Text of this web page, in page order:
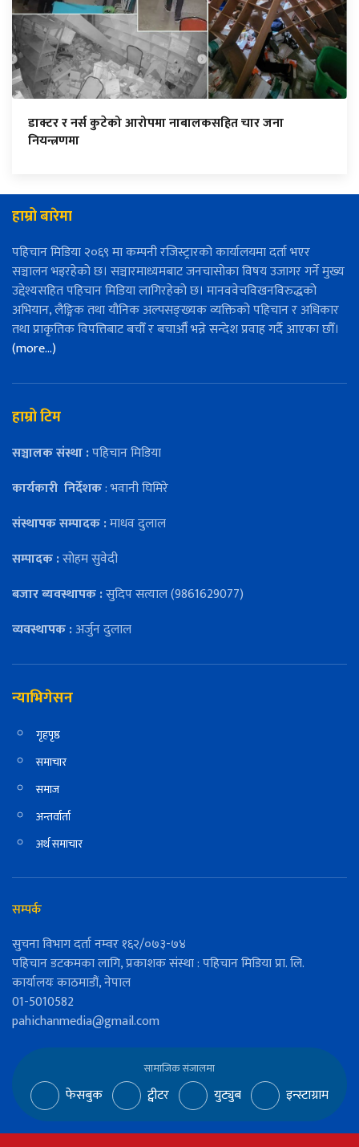
डाक्टर र नर्स कुटेको आरोपमा नाबालकसहित चार जना
नियन्त्रणमा
हाम्रो बारेमा
पहिचान मिडिया २०६९ मा कम्पनी रजिस्ट्रारको कार्यालयमा दर्ता भएर
सञ्चालन भइरहेको छ। सञ्चारमाध्यमबाट जनचासोका विषय उजागर गर्ने मुख्य
उद्देश्यसहित पहिचान मिडिया लागिरहेको छ। मानववेचविखनविरुद्धको
अभियान, लैङ्गिक तथा यौनिक अल्पसङ्ख्यक व्यक्तिको पहिचान र अधिकार
तथा प्राकृतिक विपत्तिबाट बचौँ र बचाऔँ भन्ने सन्देश प्रवाह गर्दै आएका छौँ।
(more…)
हाम्रो टिम
सञ्चालक संस्था :पहिचान मिडिया
कार्यकारी निर्देशक: भवानी घिमिरे
संस्थापक सम्पादक :माधव दुलाल
सम्पादक :सोहम सुवेदी
बजार ब्यवस्थापक :सुदिप सत्याल (9861629077)
व्यवस्थापक :अर्जुन दुलाल
न्याभिगेसन
गृहपृष्ठ
समाचार
समाज
अन्तर्वार्ता
अर्थ समाचार
सम्पर्क
सुचना विभाग दर्ता नम्वर १६२/०७३-७४
पहिचान डटकमका लागि, प्रकाशक संस्था : पहिचान मिडिया प्रा. लि.
कार्यालयः काठमाडौं, नेपाल
01-5010582
pahichanmedia@gmail.com
सामाजिक संजालमा
फेसबुक ट्वीटर युट्युब इन्स्टाग्राम